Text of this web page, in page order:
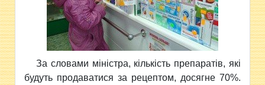
За словами міністра, кількість препаратів, які
будуть продаватися за рецептом, досягне 70%.